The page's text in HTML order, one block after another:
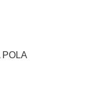
POLA